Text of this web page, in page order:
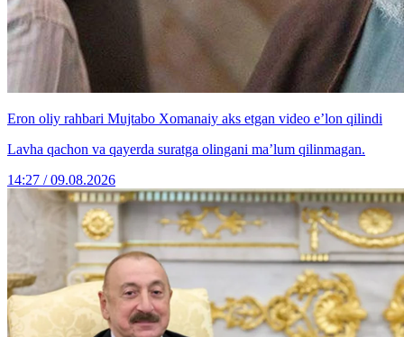
Eron oliy rahbari Mujtabo Xomanaiy aks etgan video e’lon qilindi
Lavha qachon va qayerda suratga olingani ma’lum qilinmagan.
14:27 / 09.08.2026